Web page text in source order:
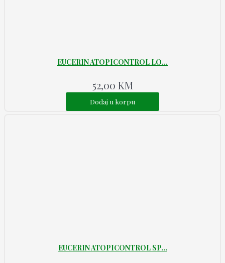
EUCERIN ATOPICONTROL LO...
52,00 KM
Dodaj u korpu
EUCERIN ATOPICONTROL SP...